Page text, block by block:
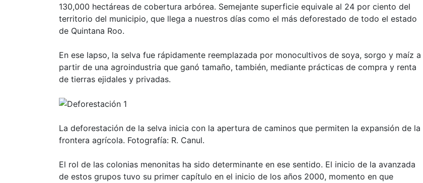
130,000 hectáreas de cobertura arbórea. Semejante superficie equivale al 24 por ciento del
territorio del municipio, que llega a nuestros días como el más deforestado de todo el estado
de Quintana Roo.
En ese lapso, la selva fue rápidamente reemplazada por monocultivos de soya, sorgo y maíz a
partir de una agroindustria que ganó tamaño, también, mediante prácticas de compra y renta
de tierras ejidales y privadas.
La deforestación de la selva inicia con la apertura de caminos que permiten la expansión de la
frontera agrícola. Fotografía: R. Canul.
El rol de las colonias menonitas ha sido determinante en ese sentido. El inicio de la avanzada
de estos grupos tuvo su primer capítulo en el inicio de los años 2000, momento en que